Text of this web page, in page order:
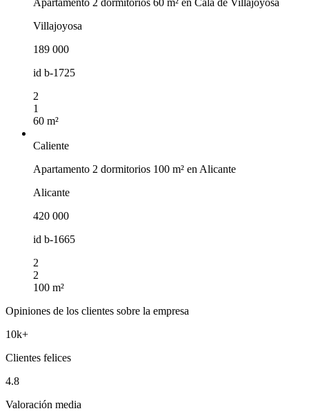
Villajoyosa
189 000
id b-1725
2
1
60 m²
Caliente
Apartamento 2 dormitorios 100 m² en Alicante
Alicante
420 000
id b-1665
2
2
100 m²
Opiniones de los clientes sobre la empresa
10k+
Clientes felices
4.8
Valoración media